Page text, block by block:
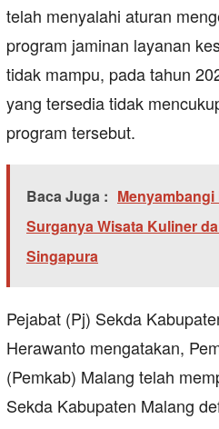
telah menyalahi aturan
program jaminan layanan
tidak mampu, pada tahun
yang tersedia tidak
program tersebut.
Baca Juga :
Surganya Wisata Kuliner
Singapura
Pejabat (Pj) Sekda
Herawanto mengatakan,
(Pemkab) Malang telah
Sekda Kabupaten Malang